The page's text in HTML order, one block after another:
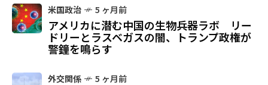
米国政治 5 ヶ月前
アメリカに潜む中国の生物兵器ラボ リー
ドリーとラスベガスの闇、トランプ政権が
警鐘を鳴らす
外交関係 5 ヶ月前